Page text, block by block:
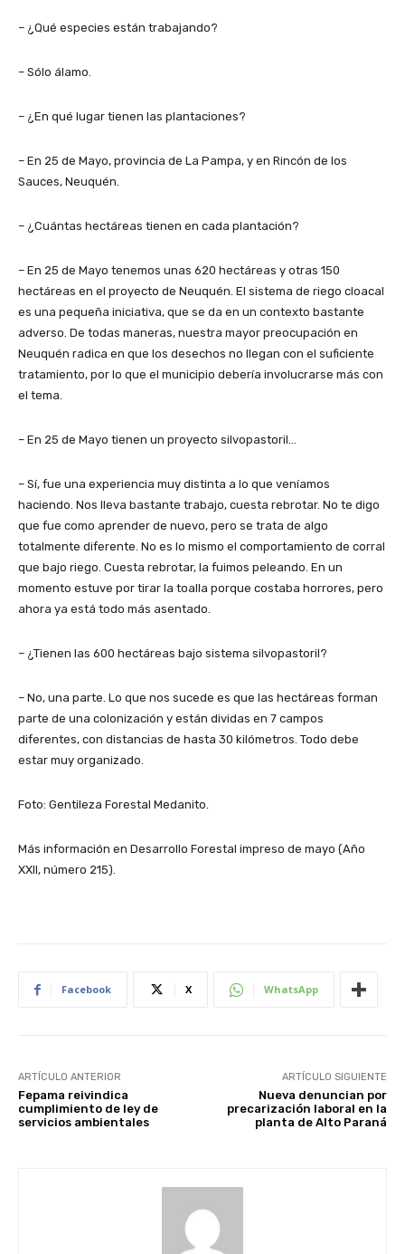
– ¿Qué especies están trabajando?
– Sólo álamo.
– ¿En qué lugar tienen las plantaciones?
– En 25 de Mayo, provincia de La Pampa, y en Rincón de los
Sauces, Neuquén.
– ¿Cuántas hectáreas tienen en cada plantación?
– En 25 de Mayo tenemos unas 620 hectáreas y otras 150
hectáreas en el proyecto de Neuquén. El sistema de riego cloacal
es una pequeña iniciativa, que se da en un contexto bastante
adverso. De todas maneras, nuestra mayor preocupación en
Neuquén radica en que los desechos no llegan con el suficiente
tratamiento, por lo que el municipio debería involucrarse más con
el tema.
– En 25 de Mayo tienen un proyecto silvopastoril…
– Sí, fue una experiencia muy distinta a lo que veníamos
haciendo. Nos lleva bastante trabajo, cuesta rebrotar. No te digo
que fue como aprender de nuevo, pero se trata de algo
totalmente diferente. No es lo mismo el comportamiento de corral
que bajo riego. Cuesta rebrotar, la fuimos peleando. En un
momento estuve por tirar la toalla porque costaba horrores, pero
ahora ya está todo más asentado.
– ¿Tienen las 600 hectáreas bajo sistema silvopastoril?
– No, una parte. Lo que nos sucede es que las hectáreas forman
parte de una colonización y están dividas en 7 campos
diferentes, con distancias de hasta 30 kilómetros. Todo debe
estar muy organizado.
Foto: Gentileza Forestal Medanito.
Más información en Desarrollo Forestal impreso de mayo (Año
XXII, número 215).
Facebook X WhatsApp
ARTÍCULO ANTERIOR
Fepama reivindica
cumplimiento de ley de
servicios ambientales
ARTÍCULO SIGUIENTE
Nueva denuncian por
precarización laboral en la
planta de Alto Paraná